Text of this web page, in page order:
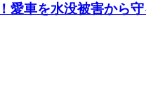
愛車を水没被害から